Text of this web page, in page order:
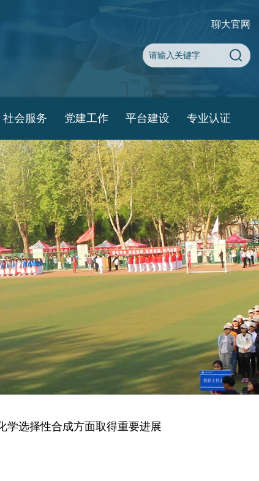
聊大官网
社会服务 党建工作 平台建设 专业认证
学选择性合成方面取得重要进展